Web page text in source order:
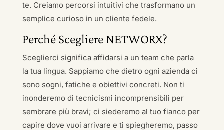
te. Creiamo percorsi intuitivi che trasformano un
semplice curioso in un cliente fedele.
Perché Scegliere NETWORX?
Sceglierci significa affidarsi a un team che parla
la tua lingua. Sappiamo che dietro ogni azienda ci
sono sogni, fatiche e obiettivi concreti. Non ti
inonderemo di tecnicismi incomprensibili per
sembrare più bravi; ci siederemo al tuo fianco per
capire dove vuoi arrivare e ti spiegheremo, passo